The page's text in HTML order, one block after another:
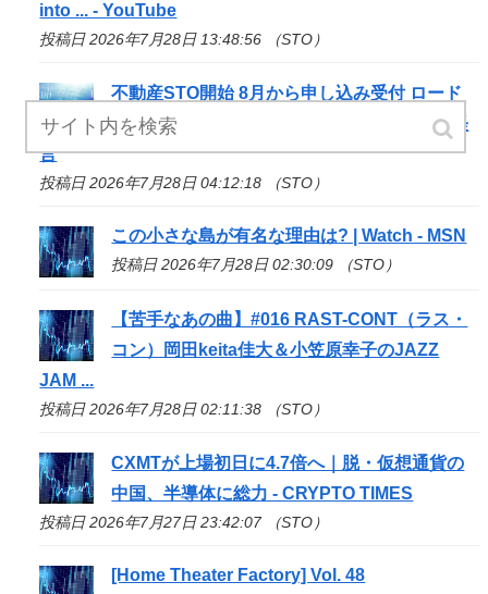
into ... - YouTube
投稿日 2026年7月28日 13:48:56 （STO）
不動産STO開始 8月から申し込み受付 ロード
スター - 住宅新報web | マンション・開発・経
営
投稿日 2026年7月28日 04:12:18 （STO）
この小さな島が有名な理由は? | Watch - MSN
投稿日 2026年7月28日 02:30:09 （STO）
【苦手なあの曲】#016 RAST-CONT（ラス・
コン）岡田keita佳大＆小笠原幸子のJAZZ
JAM ...
投稿日 2026年7月28日 02:11:38 （STO）
CXMTが上場初日に4.7倍へ｜脱・仮想通貨の
中国、半導体に総力 - CRYPTO TIMES
投稿日 2026年7月27日 23:42:07 （STO）
[Home Theater Factory] Vol. 48